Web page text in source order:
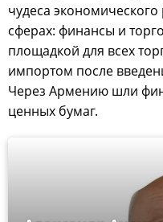
чудеса экономического
сферах: финансы и
площадкой для всех
импортом после
Через Армению шли
ценных бумаг.